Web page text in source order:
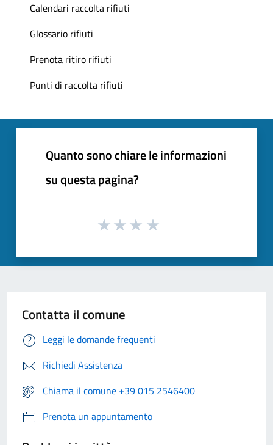
Calendari raccolta rifiuti
Glossario rifiuti
Prenota ritiro rifiuti
Punti di raccolta rifiuti
Quanto sono chiare le informazioni
su questa pagina?
Contatta il comune
Leggi le domande frequenti
Richiedi Assistenza
Chiama il comune +39 015 2546400
Prenota un appuntamento